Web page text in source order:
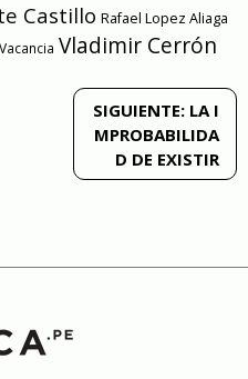
Castillo Rafael Lopez Aliaga
Vacancia Vladimir Cerrón
SIGUIENTE: LA I
MPROBABILIDA
D DE EXISTIR